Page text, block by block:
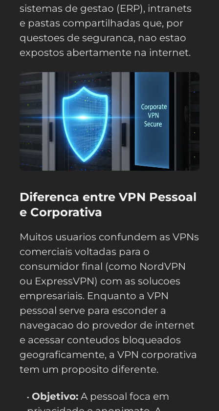
sistemas de gestao (ERP), intranets
e pastas compartilhadas que, por
questoes de seguranca, nao estao
expostos abertamente na internet.
Diferenca entre VPN Pessoal
e Corporativa
Muitos usuarios confundem as VPNs
comerciais voltadas para o
consumidor final (como NordVPN
ou ExpressVPN) com as solucoes
empresariais. Enquanto a VPN
pessoal serve para esconder a
navegacao do provedor de internet
e acessar conteudos bloqueados
geograficamente, a VPN corporativa
tem um proposito diferente.
Objetivo: A pessoal foca em